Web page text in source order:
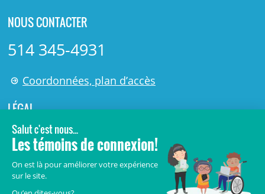
NOUS CONTACTER
514 345-4931
Coordonnées, plan d’accès
LÉGAL
© 2006-2026Centre de recherche Azrieli du CHU Sainte-
Justine.
Avis légaux